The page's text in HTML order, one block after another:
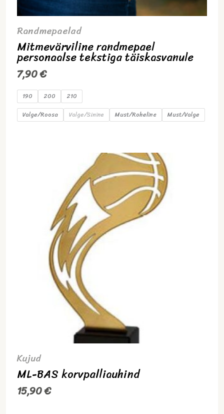
Randmepaelad
Mitmevärviline randmepael
personaalse tekstiga täiskasvanule
7,90€
190 200
210
Valge/Roosa
Valge/Sinine Must/Roheline Must/Valge
Kujud
ML-BAS korvpalliauhind
15,90€